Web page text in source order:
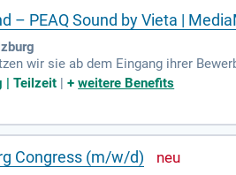
– PEAQ Sound by Vieta |
wir sie ab dem Eingang ihrer
| Teilzeit |+weitere Benefits
Congress (m/w/d)